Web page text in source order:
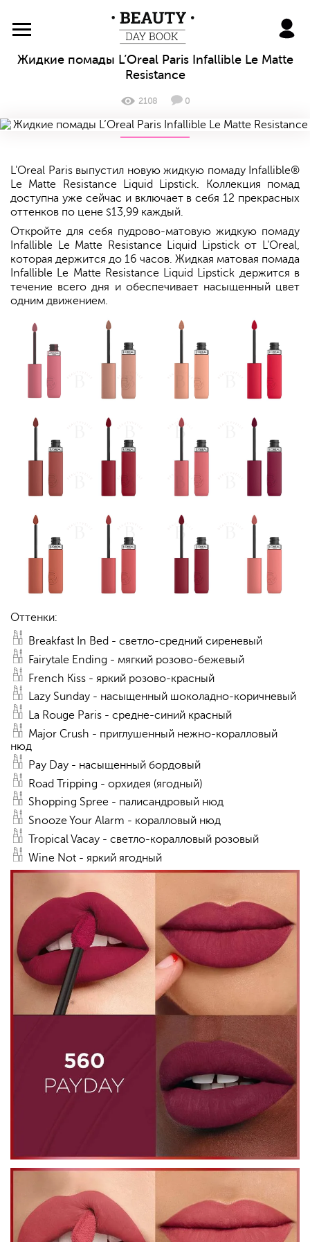
BeautyDayBook
Жидкие помады L’Oreal Paris Infallible Le Matte
Resistance
2108 0
L'Oreal Paris выпустил новую жидкую помаду Infallible®
Le Matte Resistance Liquid Lipstick. Коллекция помад
доступна уже сейчас и включает в себя 12 прекрасных
оттенков по цене $13,99 каждый.
Откройте для себя пудрово-матовую жидкую помаду
Infallible Le Matte Resistance Liquid Lipstick от L'Oreal,
которая держится до 16 часов. Жидкая матовая помада
Infallible Le Matte Resistance Liquid Lipstick держится в
течение всего дня и обеспечивает насыщенный цвет
одним движением.
Оттенки:
Breakfast In Bed - светло-средний сиреневый
Fairytale Ending - мягкий розово-бежевый
French Kiss - яркий розово-красный
Lazy Sunday - насыщенный шоколадно-коричневый
La Rouge Paris - средне-синий красный
Major Crush - приглушенный нежно-коралловый
нюд
Pay Day - насыщенный бордовый
Road Tripping - орхидея (ягодный)
Shopping Spree - палисандровый нюд
Snooze Your Alarm - коралловый нюд
Tropical Vacay - светло-коралловый розовый
Wine Not - яркий ягодный